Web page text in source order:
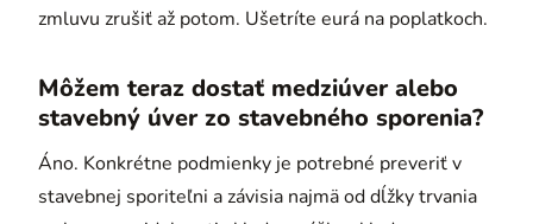
zmluvu zrušiť až potom. Ušetríte eurá na poplatkoch.
Môžem teraz dostať medziúver alebo
stavebný úver zo stavebného sporenia?
Áno. Konkrétne podmienky je potrebné preveriť v
stavebnej sporiteľni a závisia najmä od dĺžky trvania